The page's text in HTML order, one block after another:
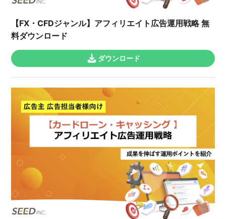
【FX・CFDジャンル】アフィリエイト広告運用戦略 無
料ダウンロード
ダウンロード